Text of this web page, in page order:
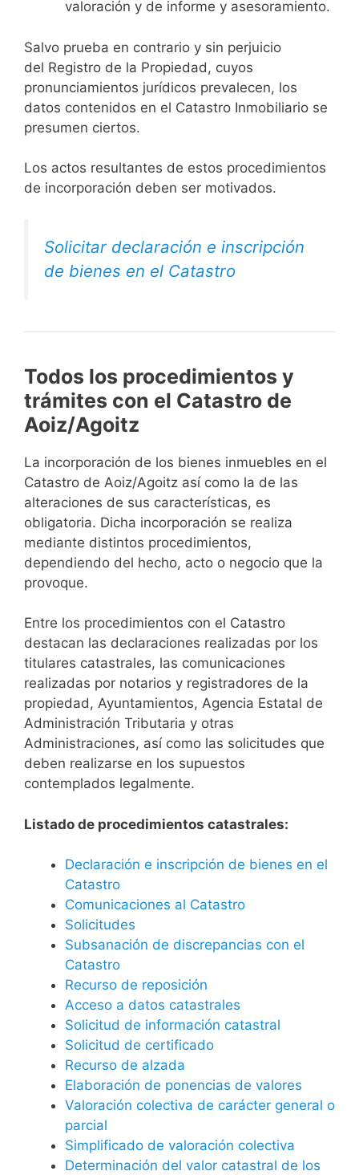
valoración y de informe y asesoramiento.
Salvo prueba en contrario y sin perjuicio
del Registro de la Propiedad, cuyos
pronunciamientos jurídicos prevalecen, los
datos contenidos en el Catastro Inmobiliario se
presumen ciertos.
Los actos resultantes de estos procedimientos
de incorporación deben ser motivados.
Solicitar declaración e inscripción
de bienes en el Catastro
Todos los procedimientos y
trámites con el Catastro de
Aoiz/Agoitz
La incorporación de los bienes inmuebles en el
Catastro de Aoiz/Agoitz así como la de las
alteraciones de sus características, es
obligatoria. Dicha incorporación se realiza
mediante distintos procedimientos,
dependiendo del hecho, acto o negocio que la
provoque.
Entre los procedimientos con el Catastro
destacan las declaraciones realizadas por los
titulares catastrales, las comunicaciones
realizadas por notarios y registradores de la
propiedad, Ayuntamientos, Agencia Estatal de
Administración Tributaria y otras
Administraciones, así como las solicitudes que
deben realizarse en los supuestos
contemplados legalmente.
Listado de procedimientos catastrales:
Declaración e inscripción de bienes en el
Catastro
Comunicaciones al Catastro
Solicitudes
Subsanación de discrepancias con el
Catastro
Recurso de reposición
Acceso a datos catastrales
Solicitud de información catastral
Solicitud de certificado
Recurso de alzada
Elaboración de ponencias de valores
Valoración colectiva de carácter general o
parcial
Simplificado de valoración colectiva
Determinación del valor catastral de los